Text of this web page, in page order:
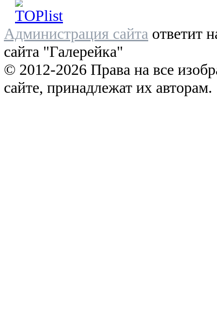
Администрация сайта ответит
сайта "Галерейка"
© 2012-2026 Права на все
сайте, принадлежат их авторам.